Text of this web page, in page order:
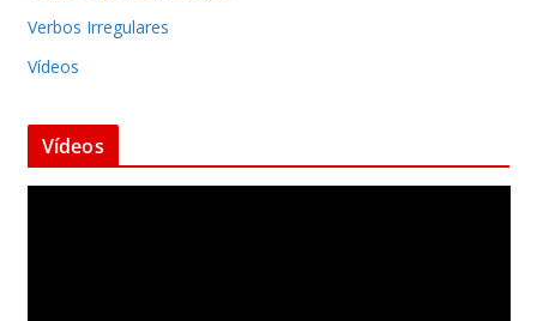
Verbos Irregulares
Vídeos
Vídeos